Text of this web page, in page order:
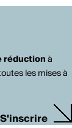
réductionà
les mises à
S'inscrire